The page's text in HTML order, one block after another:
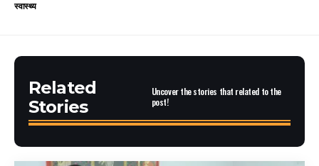
स्वास्थ्य
Related
Stories
Uncover the stories that related to the
post!